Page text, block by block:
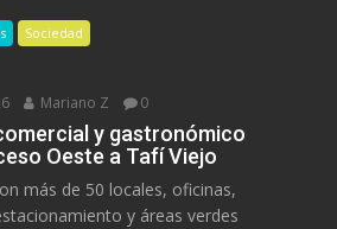
Sociedad
Mariano Z 0
y gastronómico
Oeste a Tafí Viejo
más de 50 locales, oficinas,
y áreas verdes